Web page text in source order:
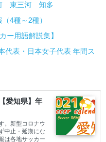
東三河
知多
4種～2種）
ー用語解説集】
代表・日本女子代表 年間ス